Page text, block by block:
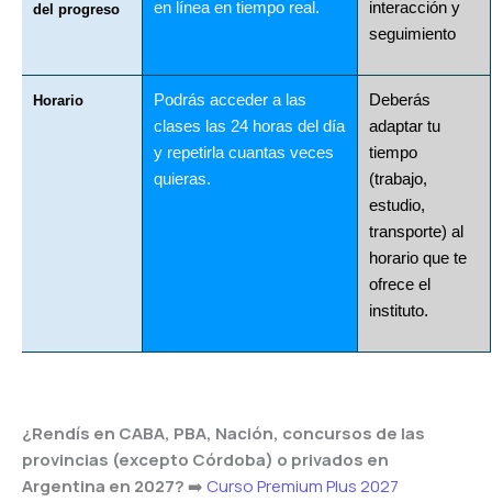
del progreso
en línea en tiempo real.
interacción y
seguimiento
Horario
Podrás acceder a las
clases las 24 horas del día
y repetirla cuantas veces
quieras.
Deberás
adaptar tu
tiempo
(trabajo,
estudio,
transporte) al
horario que te
ofrece el
instituto.
¿Rendís en CABA, PBA, Nación, concursos de las
provincias (excepto Córdoba) o privados en
Argentina en 2027?➡️ Curso Premium Plus 2027